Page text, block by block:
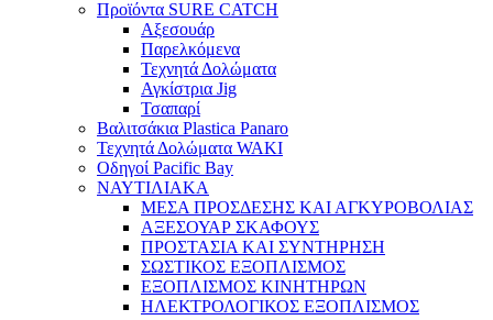
Προϊόντα SURE CATCH
Αξεσουάρ
Παρελκόμενα
Τεχνητά Δολώματα
Αγκίστρια Jig
Τσαπαρί
Βαλιτσάκια Plastica Panaro
Τεχνητά Δολώματα WAKI
Οδηγοί Pacific Bay
ΝΑΥΤΙΛΙΑΚΑ
ΜΕΣΑ ΠΡΟΣΔΕΣΗΣ ΚΑΙ ΑΓΚΥΡΟΒΟΛΙΑΣ
ΑΞΕΣΟΥΑΡ ΣΚΑΦΟΥΣ
ΠΡΟΣΤΑΣΙΑ ΚΑΙ ΣΥΝΤΗΡΗΣΗ
ΣΩΣΤΙΚΟΣ ΕΞΟΠΛΙΣΜΟΣ
ΕΞΟΠΛΙΣΜΟΣ ΚΙΝΗΤΗΡΩΝ
ΗΛΕΚΤΡΟΛΟΓΙΚΟΣ ΕΞΟΠΛΙΣΜΟΣ